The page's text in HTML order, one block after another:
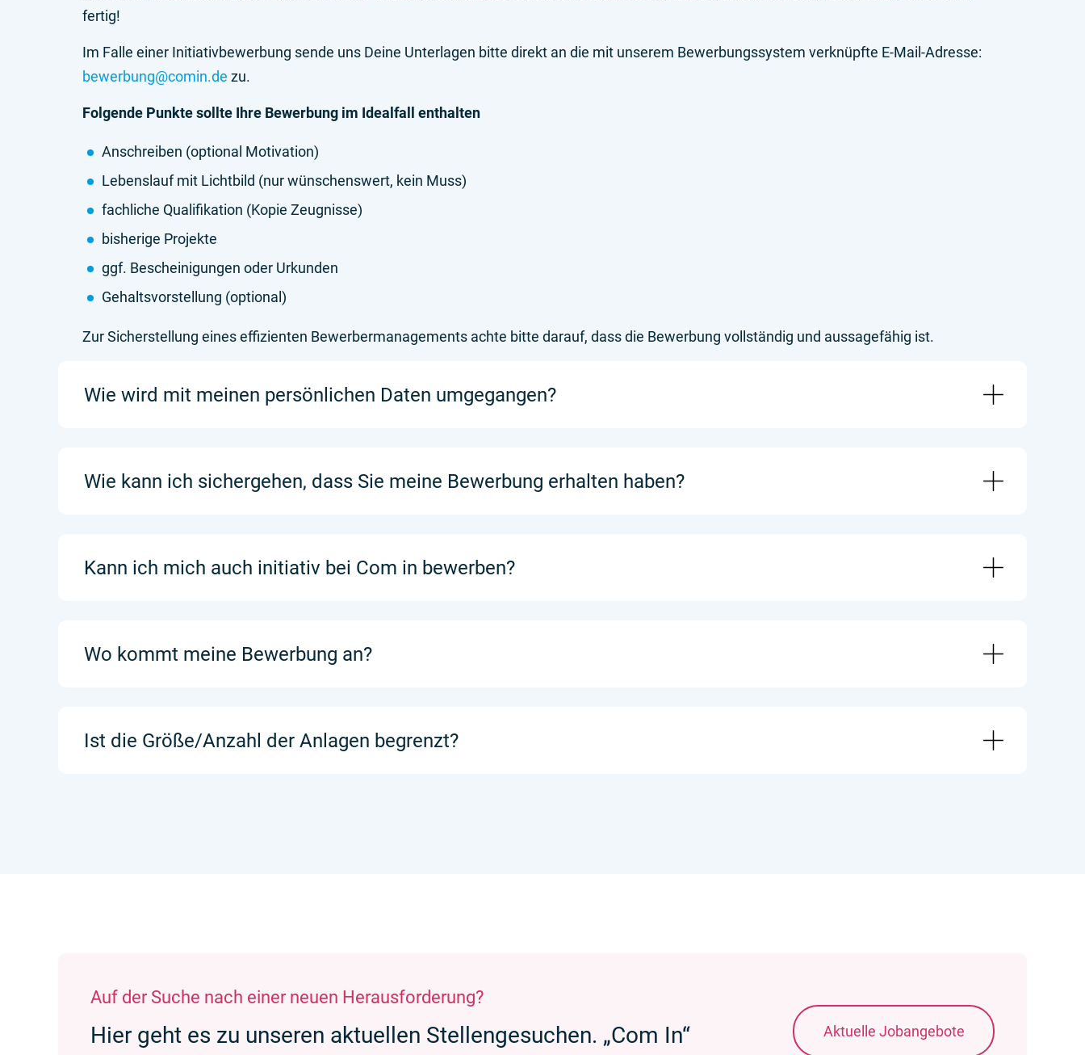
fertig!
Im Falle einer Initiativbewerbung sende uns Deine Unterlagen bitte direkt an die mit unserem Bewerbungssystem verknüpfte E-Mail-Adresse:
bewerbung@comin.de zu.
Folgende Punkte sollte Ihre Bewerbung im Idealfall enthalten
Anschreiben (optional Motivation)
Lebenslauf mit Lichtbild (nur wünschenswert, kein Muss)
fachliche Qualifikation (Kopie Zeugnisse)
bisherige Projekte
ggf. Bescheinigungen oder Urkunden
Gehaltsvorstellung (optional)
Zur Sicherstellung eines effizienten Bewerbermanagements achte bitte darauf, dass die Bewerbung vollständig und aussagefähig ist.
Wie wird mit meinen persönlichen Daten umgegangen?
Wie kann ich sichergehen, dass Sie meine Bewerbung erhalten haben?
Kann ich mich auch initiativ bei Com in bewerben?
Wo kommt meine Bewerbung an?
Ist die Größe/Anzahl der Anlagen begrenzt?
Auf der Suche nach einer neuen Herausforderung?
Hier geht es zu unseren aktuellen Stellengesuchen. „Com In“
Aktuelle Jobangebote